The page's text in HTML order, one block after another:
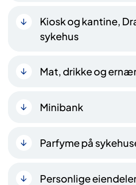
Kiosk og kantine,
sykehus
Mat, drikke og
Minibank
Parfyme på
Personlige